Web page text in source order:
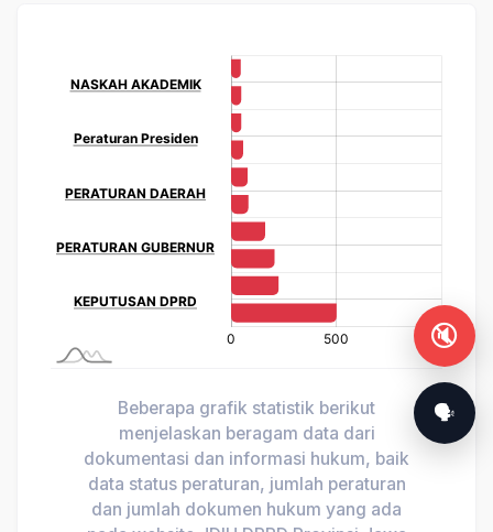
Beberapa grafik statistik berikut
menjelaskan beragam data dari
dokumentasi dan informasi hukum, baik
data status peraturan, jumlah peraturan
dan jumlah dokumen hukum yang ada
🔇
🗣️